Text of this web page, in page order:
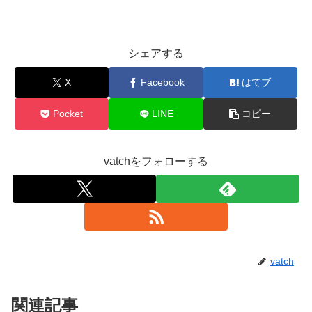
シェアする
X Facebook はてブ
Pocket LINE コピー
vatchをフォローする
vatch
関連記事